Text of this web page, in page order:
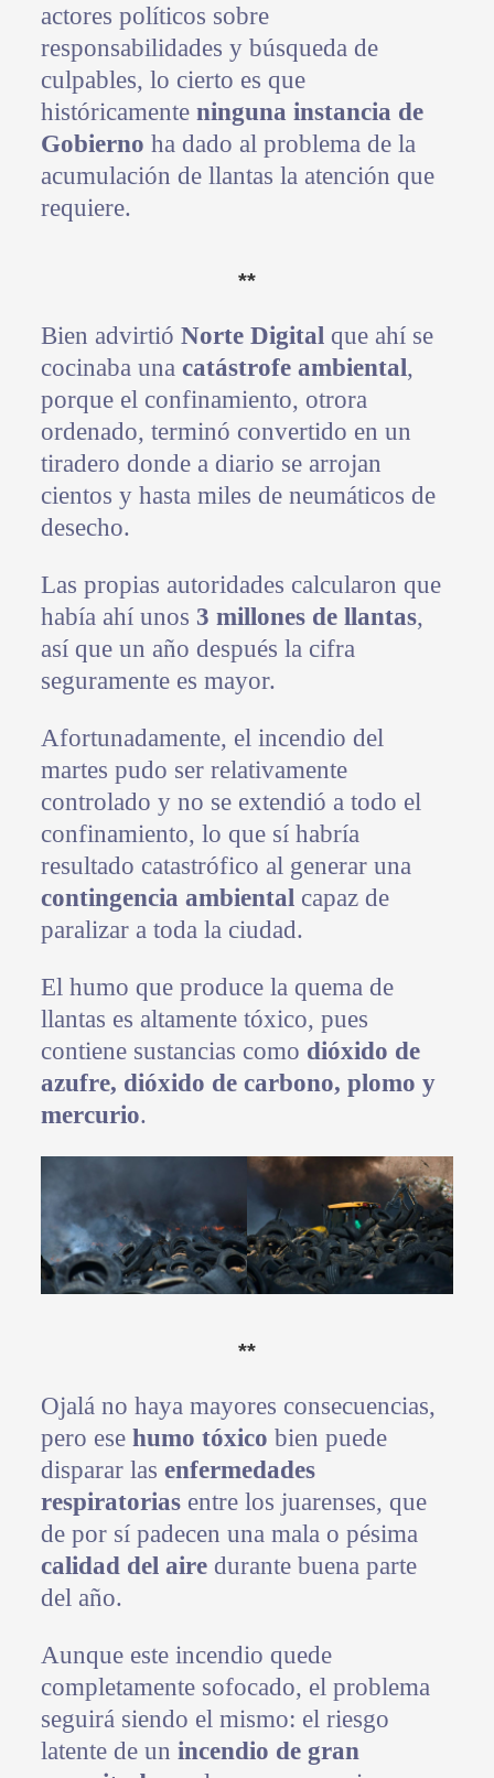
actores políticos sobre
responsabilidades y búsqueda de
culpables, lo cierto es que
históricamente ninguna instancia de
Gobierno ha dado al problema de la
acumulación de llantas la atención que
requiere.
**
Bien advirtió Norte Digitalque ahí se
cocinaba una catástrofe ambiental,
porque el confinamiento, otrora
ordenado, terminó convertido en un
tiradero donde a diario se arrojan
cientos y hasta miles de neumáticos de
desecho.
Las propias autoridades calcularon que
había ahí unos 3 millones de llantas,
así que un año después la cifra
seguramente es mayor.
Afortunadamente, el incendio del
martes pudo ser relativamente
controlado y no se extendió a todo el
confinamiento, lo que sí habría
resultado catastrófico al generar una
contingencia ambientalcapaz de
paralizar a toda la ciudad.
El humo que produce la quema de
llantas es altamente tóxico, pues
contiene sustancias como dióxido de
azufre, dióxido de carbono, plomo y
mercurio.
**
Ojalá no haya mayores consecuencias,
pero ese humo tóxico bien puede
disparar las enfermedades
respiratoriasentre los juarenses, que
de por sí padecen una mala o pésima
calidad del airedurante buena parte
del año.
Aunque este incendio quede
completamente sofocado, el problema
seguirá siendo el mismo: el riesgo
latente de un incendio de gran